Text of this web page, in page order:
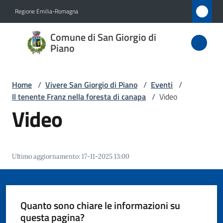
Regione Emilia-Romagna
Comune di San Giorgio di
Piano
Comune
di San
di Piano
Amministrazione
Vivere
San
Home / Vivere San Giorgio di Piano / Eventi /
Il tenente Franz nella foresta di canapa / Video
Video
Ultimo aggiornamento:17-11-2025 13:00
Quanto sono chiare le informazioni su
questa pagina?